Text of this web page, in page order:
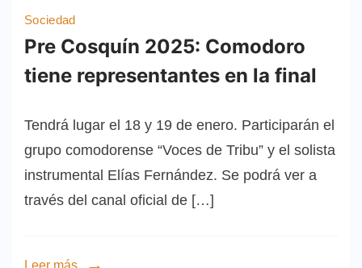
Sociedad
Pre Cosquín 2025: Comodoro
tiene representantes en la final
Tendrá lugar el 18 y 19 de enero. Participarán el
grupo comodorense “Voces de Tribu” y el solista
instrumental Elías Fernández. Se podrá ver a
través del canal oficial de […]
Leer más